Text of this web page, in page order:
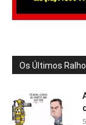
Os Últimos